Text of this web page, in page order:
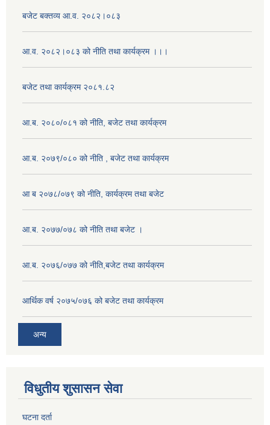
बजेट बक्तव्य आ.व. २०८२।०८३
आ.व. २०८२।०८३ को नीति तथा कार्यक्रम ।।।
बजेट तथा कार्यक्रम २०८१.८२
आ.ब. २०८०/०८१ को नीति, बजेट तथा कार्यक्रम
आ.ब. २०७९/०८० को नीति , बजेट तथा कार्यक्रम
आ ब २०७८/०७९ को नीति, कार्यक्रम तथा बजेट
आ.ब. २०७७/०७८ को नीति तथा बजेट ।
आ.ब. २०७६/०७७ को नीति,बजेट तथा कार्यक्रम
आर्थिक वर्ष २०७५/०७६ को बजेट तथा कार्यक्रम
अन्य
विधुतीय शुसासन सेवा
घटना दर्ता